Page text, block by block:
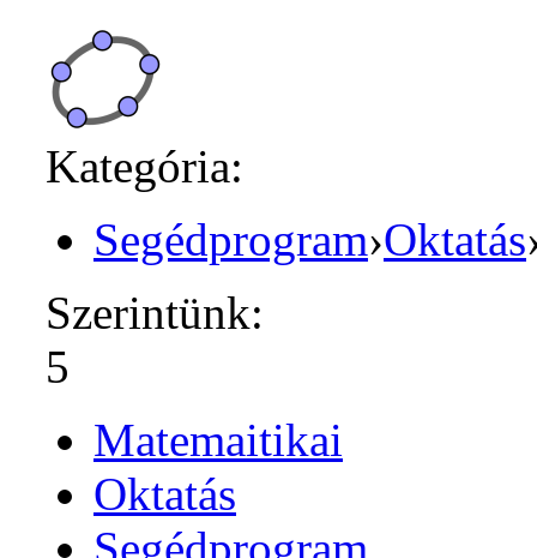
Kategória:
Segédprogram›Oktatás
Szerintünk:
5
Matemaitikai
Oktatás
Segédprogram